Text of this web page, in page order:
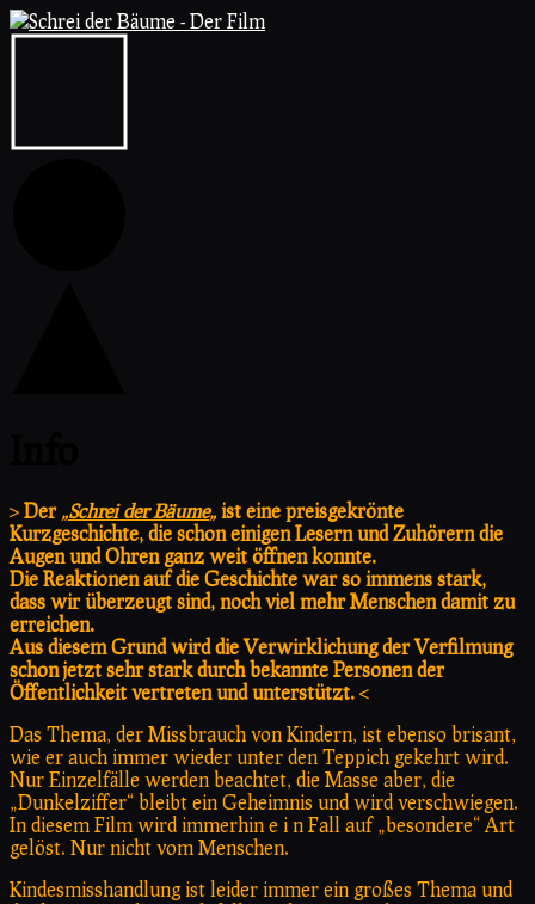
> Der „Schrei der Bäume„ ist eine preisgekrönte
Kurzgeschichte, die schon einigen Lesern und Zuhörern die
Augen und Ohren ganz weit öffnen konnte.
Die Reaktionen auf die Geschichte war so immens stark,
dass wir überzeugt sind, noch viel mehr Menschen damit zu
erreichen.
Aus diesem Grund wird die Verwirklichung der Verfilmung
schon jetzt sehr stark durch bekannte Personen der
Öffentlichkeit vertreten und unterstützt. <
Das Thema, der Missbrauch von Kindern, ist ebenso brisant,
wie er auch immer wieder unter den Teppich gekehrt wird.
Nur Einzelfälle werden beachtet, die Masse aber, die
„Dunkelziffer“ bleibt ein Geheimnis und wird verschwiegen.
In diesem Film wird immerhin e i n Fall auf „besondere“ Art
gelöst. Nur nicht vom Menschen.
Kindesmisshandlung ist leider immer ein großes Thema und